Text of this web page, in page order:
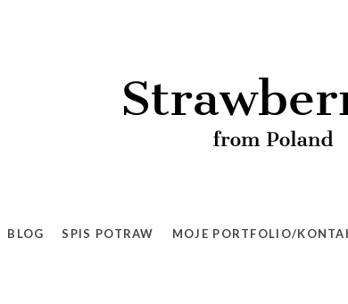
BLOG SPIS POTRAW MOJE PORTFOLIO/